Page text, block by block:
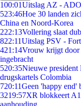
100:01Uitslag AZ -
523:46Hoe 30 landen
China en Noord-Korea
222:13Vollering slaat
822:11Uitslag PSV -
421:14Vrouw krijgt door
ingebracht
520:35Nieuwe president
drugskartels Colombia
720:11Geen 'happy end'
3219:57XR blokkeert
aanhouding